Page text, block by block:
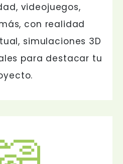
videojuegos,
con realidad
simulaciones 3D
para destacar tu